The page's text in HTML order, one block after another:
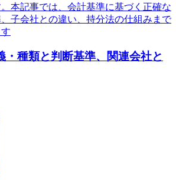
本記事では、会計基準に基づく正確な
子会社との違い、持分法の仕組みまで
・種類と判断基準、関連会社と